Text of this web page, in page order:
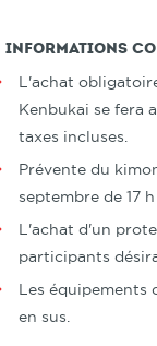
Informations
L'achat
Kenbukai se fera
taxes incluses.
Prévente du
septembre de 17 h
L'achat d'un
participants
Les équipements
en sus.